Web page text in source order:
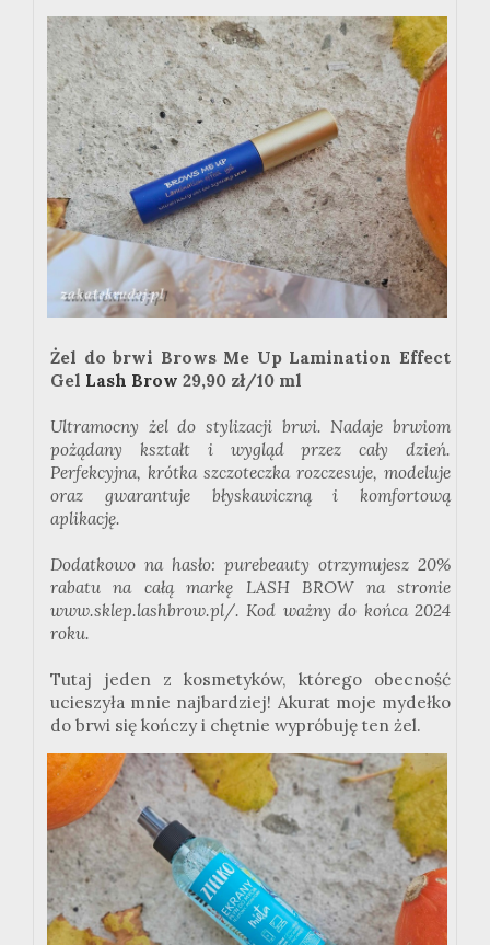
Żel do brwi Brows Me Up Lamination Effect
Gel Lash Brow 29,90 zł/10 ml
Ultramocny żel do stylizacji brwi. Nadaje brwiom
pożądany kształt i wygląd przez cały dzień.
Perfekcyjna, krótka szczoteczka rozczesuje, modeluje
oraz gwarantuje błyskawiczną i komfortową
aplikację.
Dodatkowo na hasło: purebeauty otrzymujesz 20%
rabatu na całą markę LASH BROW na stronie
www.sklep.lashbrow.pl/. Kod ważny do końca 2024
roku.
Tutaj jeden z kosmetyków, którego obecność
ucieszyła mnie najbardziej! Akurat moje mydełko
do brwi się kończy i chętnie wypróbuję ten żel.